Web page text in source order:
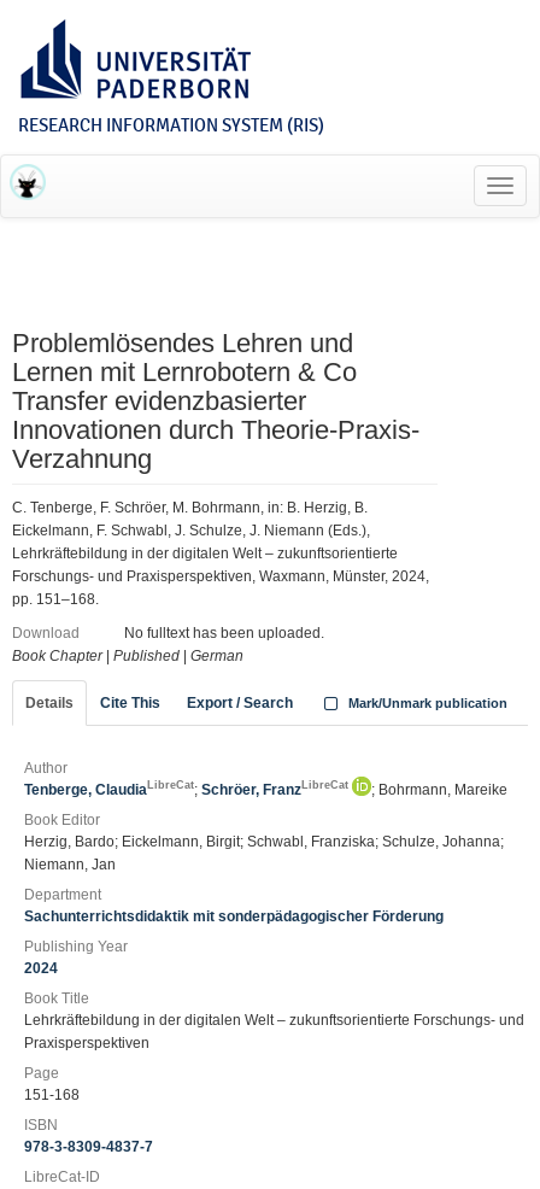
RESEARCH INFORMATION SYSTEM (RIS)
Problemlösendes Lehren und
Lernen mit Lernrobotern & Co
Transfer evidenzbasierter
Innovationen durch Theorie-Praxis-
Verzahnung
C. Tenberge, F. Schröer, M. Bohrmann, in: B. Herzig, B.
Eickelmann, F. Schwabl, J. Schulze, J. Niemann (Eds.),
Lehrkräftebildung in der digitalen Welt – zukunftsorientierte
Forschungs- und Praxisperspektiven, Waxmann, Münster, 2024,
pp. 151–168.
Download
No fulltext has been uploaded.
Book Chapter| Published German
Details Cite This Export / Search Mark/Unmark publication
Author
Tenberge, Claudia LibreCat; Schröer, Franz LibreCat
; Bohrmann, Mareike
Book Editor
Herzig, Bardo; Eickelmann, Birgit; Schwabl, Franziska; Schulze, Johanna;
Niemann, Jan
Department
Sachunterrichtsdidaktik mit sonderpädagogischer Förderung
Publishing Year
2024
Book Title
Lehrkräftebildung in der digitalen Welt – zukunftsorientierte Forschungs- und
Praxisperspektiven
Page
151-168
ISBN
978-3-8309-4837-7
LibreCat-ID